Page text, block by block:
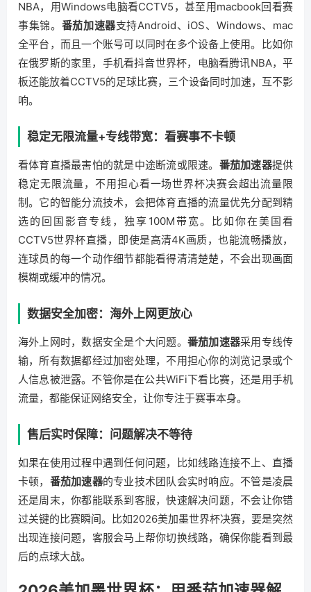
NBA，用Windows电脑看CCTV5，甚至用macbook回看赛
事集锦。 番茄加速器支持Android、iOS、Windows、mac
全平台，而且一个账号可以同时在多个设备上使用。比如你
在俄罗斯的家里，手机看抖音世界杯，电脑看腾讯NBA，平
板还能放着CCTV5的足球比赛，三个设备同时加速，互不影
响。
稳定无限流量+专线带宽：看赛事不卡顿
看体育直播最害怕的就是中途断流或限速。 番茄加速器提供
稳定无限流量，不用担心看一场世界杯决赛会超出流量限
制。它的智能分流技术，会把体育直播的流量优先分配到精
选的回国影音专线，独享100M带宽。比如你在美国看
CCTV5世界杯直播，即使是高清4K画质，也能流畅播放，
连球员的每一个动作细节都能看得清清楚楚，不会出现画面
模糊或缓冲的情况。
数据安全加密：海外上网更放心
海外上网时，数据安全是个大问题。 番茄加速器采用专线传
输，所有数据都经过加密处理，不用担心你的浏览记录或个
人信息被泄露。不管你是在公共WiFi下看比赛，还是用手机
流量，都能保证网络安全，让你专注于赛事本身。
售后实时保障：问题解决不等待
如果在使用过程中遇到任何问题，比如线路连接不上、直播
卡顿， 番茄加速器的专业技术团队会实时响应。不管是凌晨
还是周末，你都能联系到客服，快速解决问题，不会让你错
过关键的比赛瞬间。比如2026美加墨世界杯决赛，要是突然
出现连接问题，客服会马上帮你切换线路，确保你能看到最
后的点球大战。